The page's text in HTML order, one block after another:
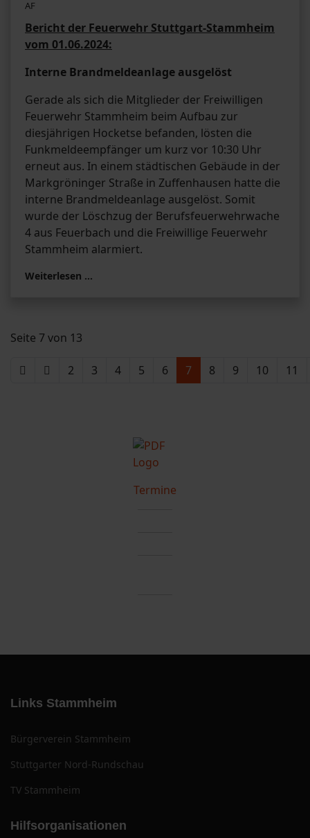
AF
Bericht der Feuerwehr Stuttgart-Stammheim
vom 01.06.2024:
Interne Brandmeldeanlage ausgelöst
Gerade als sich die Mitglieder der Freiwilligen
Feuerwehr Stammheim beim Aufbau zur
diesjährigen Hocketse befanden, lösten die
Funkmeldeempfänger um kurz vor 10:30 Uhr
erneut aus. In einem städtischen Gebäude in der
Markgröninger Straße in Zuffenhausen hatte die
interne Brandmeldeanlage ausgelöst. Somit
wurde der Löschzug der Berufsfeuerwehrwache
4 aus Feuerbach und die Freiwillige Feuerwehr
Stammheim alarmiert.
Weiterlesen …
Seite 7 von 13
2 3 4 5 6 7 8 9 10 11
Termine
Links Stammheim
Bürgerverein Stammheim
Stuttgarter Nord-Rundschau
TV Stammheim
Hilfsorganisationen